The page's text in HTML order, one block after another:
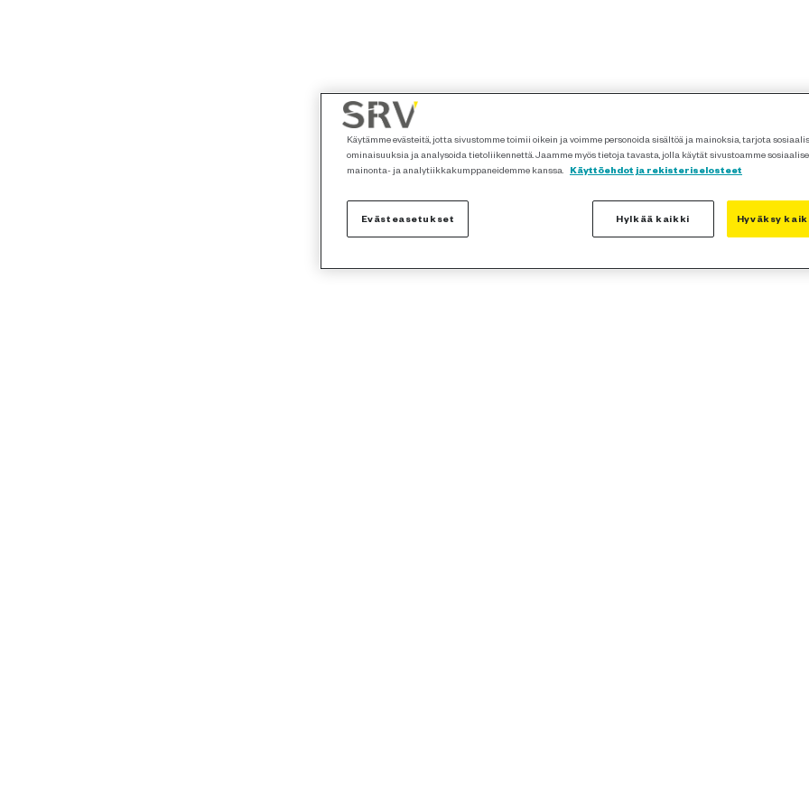
Käytämme evästeitä, jotta sivustomme toimii oikein ja voimme personoida sisältöä ja mainoksia, tarjota
ominaisuuksia ja analysoida tietoliikennettä. Jaamme myös tietoja tavasta, jolla käytät sivustoamme
mainonta- ja analytiikkakumppaneidemme kanssa.
Käyttöehdot ja rekisteriselosteet
Evästeasetukset Hylkää kaikki Hyväksy